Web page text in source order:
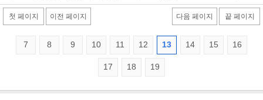
첫 페이지 이전 페이지 다음 페이지 끝 페이지
7 8 9 10 11 12 13 14 15 16
17 18 19